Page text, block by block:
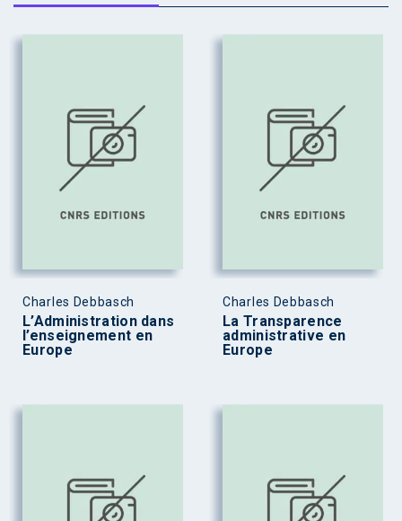
Charles Debbasch
L’Administration dans
l’enseignement en
Europe
Charles Debbasch
La Transparence
administrative en
Europe